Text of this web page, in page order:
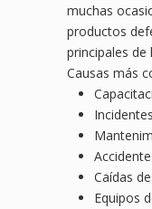
muchas
productos
principales de
Causas más
Caídas
Equipos